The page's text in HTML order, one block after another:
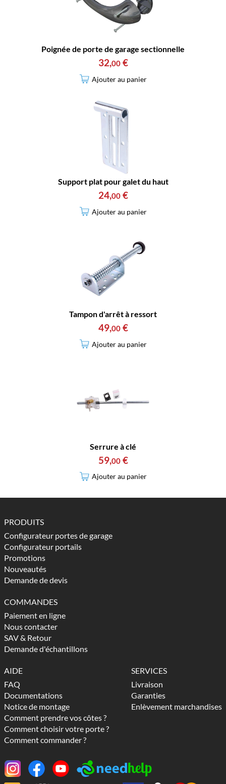
Poignée de porte de garage sectionnelle
32,00 €
Ajouter au panier
Support plat pour galet du haut
24,00 €
Ajouter au panier
Tampon d'arrêt à ressort
49,00 €
Ajouter au panier
Serrure à clé
59,00 €
Ajouter au panier
PRODUITS
Configurateur portes de garage
Configurateur portails
Promotions
Nouveautés
Demande de devis
COMMANDES
Paiement en ligne
Nous contacter
SAV & Retour
Demande d'échantillons
AIDE
FAQ
Documentations
Notice de montage
Comment prendre vos côtes ?
Comment choisir votre porte ?
Comment commander ?
SERVICES
Livraison
Garanties
Enlèvement marchandises